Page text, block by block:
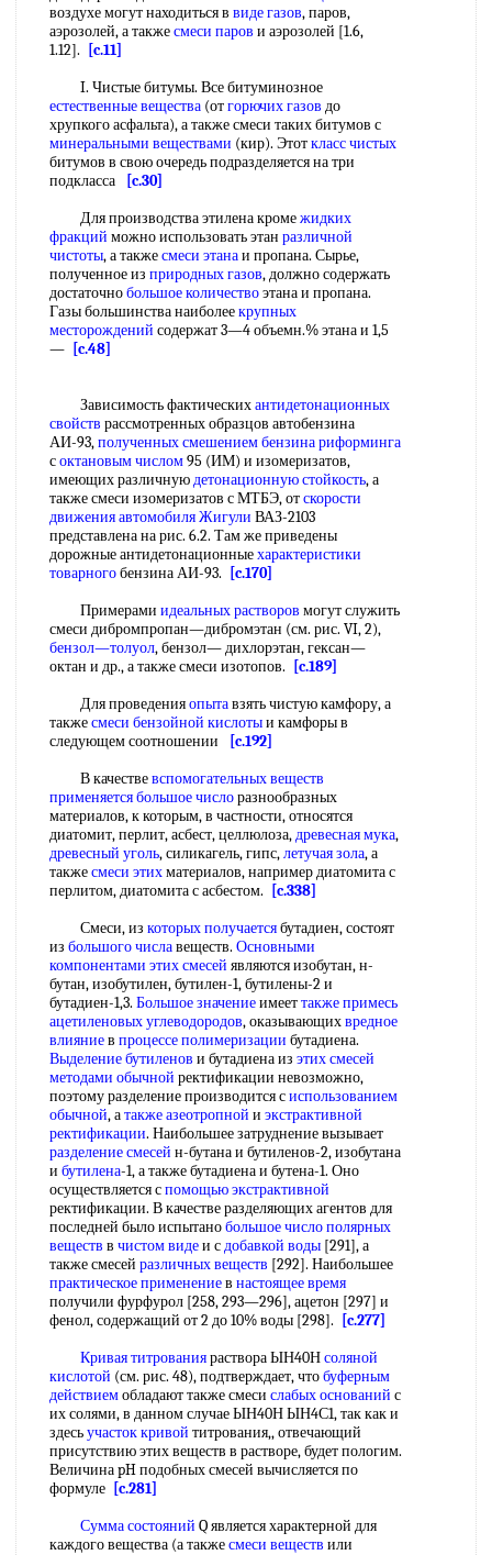
воздухе могут находиться в виде газов, паров,
аэрозолей, а такжесмеси паров и аэрозолей [1.6,
1.12].
[c.11]
I. Чистые битумы. Все битуминозное
естественные вещества (отгорючих газов до
хрупкого асфальта), а также смеси таких битумов с
минеральными веществами (кир). Этоткласс чистых
битумов в свою очередь подразделяется на три
подкласса
[c.30]
Для производства этилена кромежидких
фракций можно использовать этан различной
чистоты, а такжесмеси этанаи пропана. Сырье,
полученное из природных газов, должно содержать
достаточнобольшое количествоэтана и пропана.
Газы большинства наиболеекрупных
месторождений содержат 3—4 объемн.% этана и 1,5
— [c.48]
Зависимость фактическихантидетонационных
свойств рассмотренных образцов автобензина
АИ-93,полученных смешениембензина риформинга
соктановым числом95 (ИМ) и изомеризатов,
имеющих различнуюдетонационную стойкость, а
также смеси изомеризатов с МТБЭ, отскорости
движенияавтомобиля Жигули ВАЗ-2103
представлена на рис. 6.2. Там же приведены
дорожные антидетонационныехарактеристики
товарногобензина АИ-93.
[c.170]
Примерами идеальных растворов могут служить
смеси дибромпропан—дибромэтан (см. рис. VI, 2),
бензол—толуол, бензол— дихлорэтан, гексан—
октан и др., а также смеси изотопов.
[c.189]
Для проведенияопытавзять чистую камфору, а
такжесмеси бензойной кислотыи камфоры в
следующем соотношении
[c.192]
В качествевспомогательных веществ
применяетсябольшое числоразнообразных
материалов, к которым, в частности, относятся
диатомит, перлит, асбест, целлюлоза,древесная мука,
древесный уголь, силикагель, гипс,летучая зола, а
такжесмеси этихматериалов, например диатомита с
перлитом, диатомита с асбестом.
[c.338]
Смеси, из которых получаетсябутадиен, состоят
из большого числавеществ. Основными
компонентами этих смесей являются изобутан, н-
бутан, изобутилен, бутилен-1, бутилены-2 и
бутадиен-1,3. Большое значениеимееттакже примесь
ацетиленовых углеводородов, оказывающихвредное
влияниев процессе полимеризации бутадиена.
Выделение бутиленов и бутадиена из этих смесей
методами обычной ректификации невозможно,
поэтому разделение производится сиспользованием
обычной, атакже азеотропной и экстрактивной
ректификации. Наибольшее затруднение вызывает
разделение смесей н-бутана и бутиленов-2, изобутана
и бутилена-1, а также бутадиена и бутена-1. Оно
осуществляется спомощью экстрактивной
ректификации. В качестве разделяющих агентов для
последней было испытанобольшое числополярных
веществ в чистом видеи сдобавкой воды [291], а
также смесей различных веществ [292]. Наибольшее
практическое применениев настоящее время
получили фурфурол [258, 293—296], ацетон [297] и
фенол, содержащий от 2 до 10% воды [298].
[c.277]
Кривая титрованияраствора ЫН40Нсоляной
кислотой (см. рис. 48), подтверждает, чтобуферным
действиемобладают также смеси слабых оснований с
их солями, в данном случае ЫН40Н ЫН4С1, так как и
здесьучасток кривой титрования,, отвечающий
присутствию этих веществ в растворе, будет пологим.
Величина pH подобных смесей вычисляется по
формуле [c.281]
Сумма состояний Q является характерной для
каждого вещества (а такжесмеси веществ или